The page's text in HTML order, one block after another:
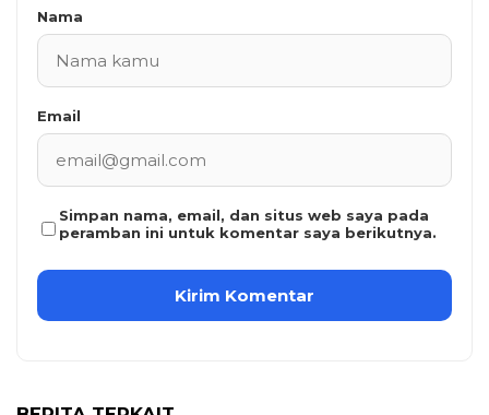
Nama
Email
Simpan nama, email, dan situs web saya pada
peramban ini untuk komentar saya berikutnya.